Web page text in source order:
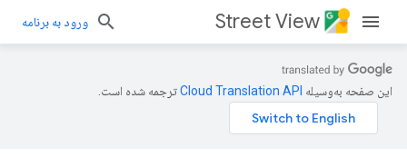
Street View ورود به برنامه
این صفحه به‌وسیله ترجمه شده است.